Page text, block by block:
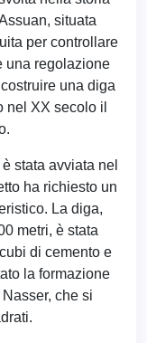
situata
per controllare
una regolazione
una diga
nel XX secolo il
stata avviata nel
ha richiesto un
La diga,
metri, è stata
di cemento e
la formazione
che si